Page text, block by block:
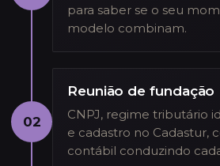
para saber se o seu
modelo combinam.
02
Reunião de fundação
CNPJ, regime tributário
e cadastro no Cadastur,
contábil conduzindo